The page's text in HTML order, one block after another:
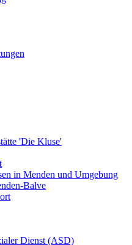
'Die Kluse'
in Menden und Umgebung
Balve
Dienst (ASD)